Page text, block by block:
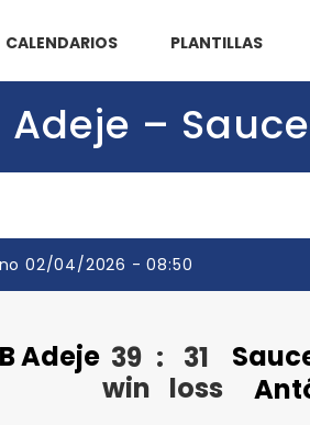
CALENDARIOS PLANTILLAS
Adeje –
02/04/2026 - 08:50
Adeje 39
win
:
31
loss